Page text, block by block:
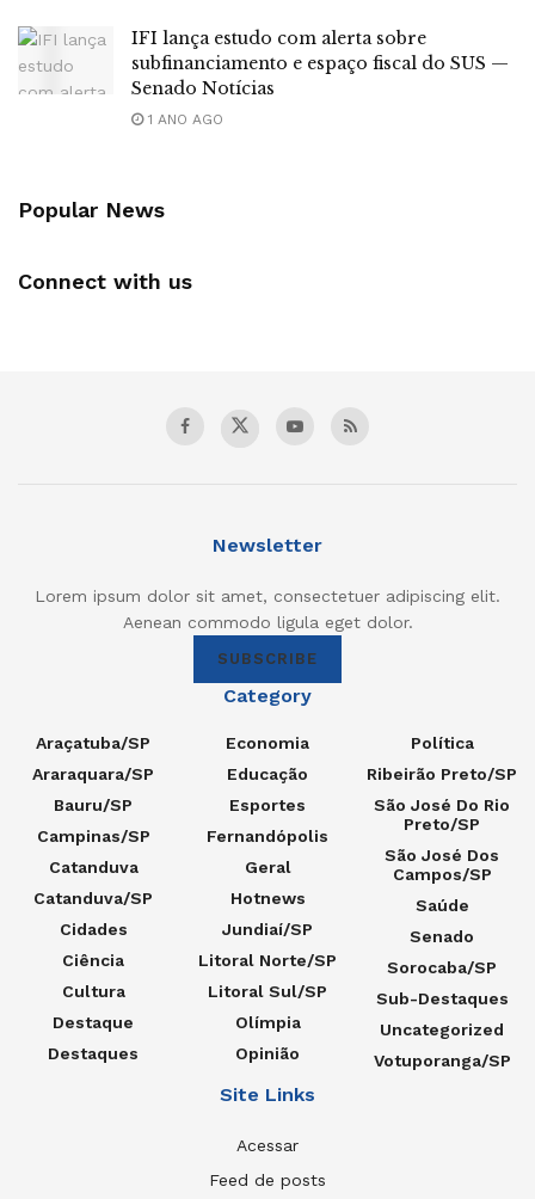
IFI lança estudo com alerta sobre
subfinanciamento e espaço fiscal do SUS —
Senado Notícias
1 ANO AGO
Popular News
Connect with us
Newsletter
Lorem ipsum dolor sit amet, consectetuer adipiscing elit.
Aenean commodo ligula eget dolor.
SUBSCRIBE
Category
Araçatuba/SP
Araraquara/SP
Bauru/SP
Campinas/SP
Catanduva
Catanduva/SP
Cidades
Ciência
Cultura
Destaque
Destaques
Economia
Educação
Esportes
Fernandópolis
Geral
Hotnews
Jundiaí/SP
Litoral Norte/SP
Litoral Sul/SP
Olímpia
Opinião
Política
Ribeirão Preto/SP
São José Do Rio
Preto/SP
São José Dos
Campos/SP
Saúde
Senado
Sorocaba/SP
Sub-Destaques
Uncategorized
Votuporanga/SP
Site Links
Acessar
Feed de posts